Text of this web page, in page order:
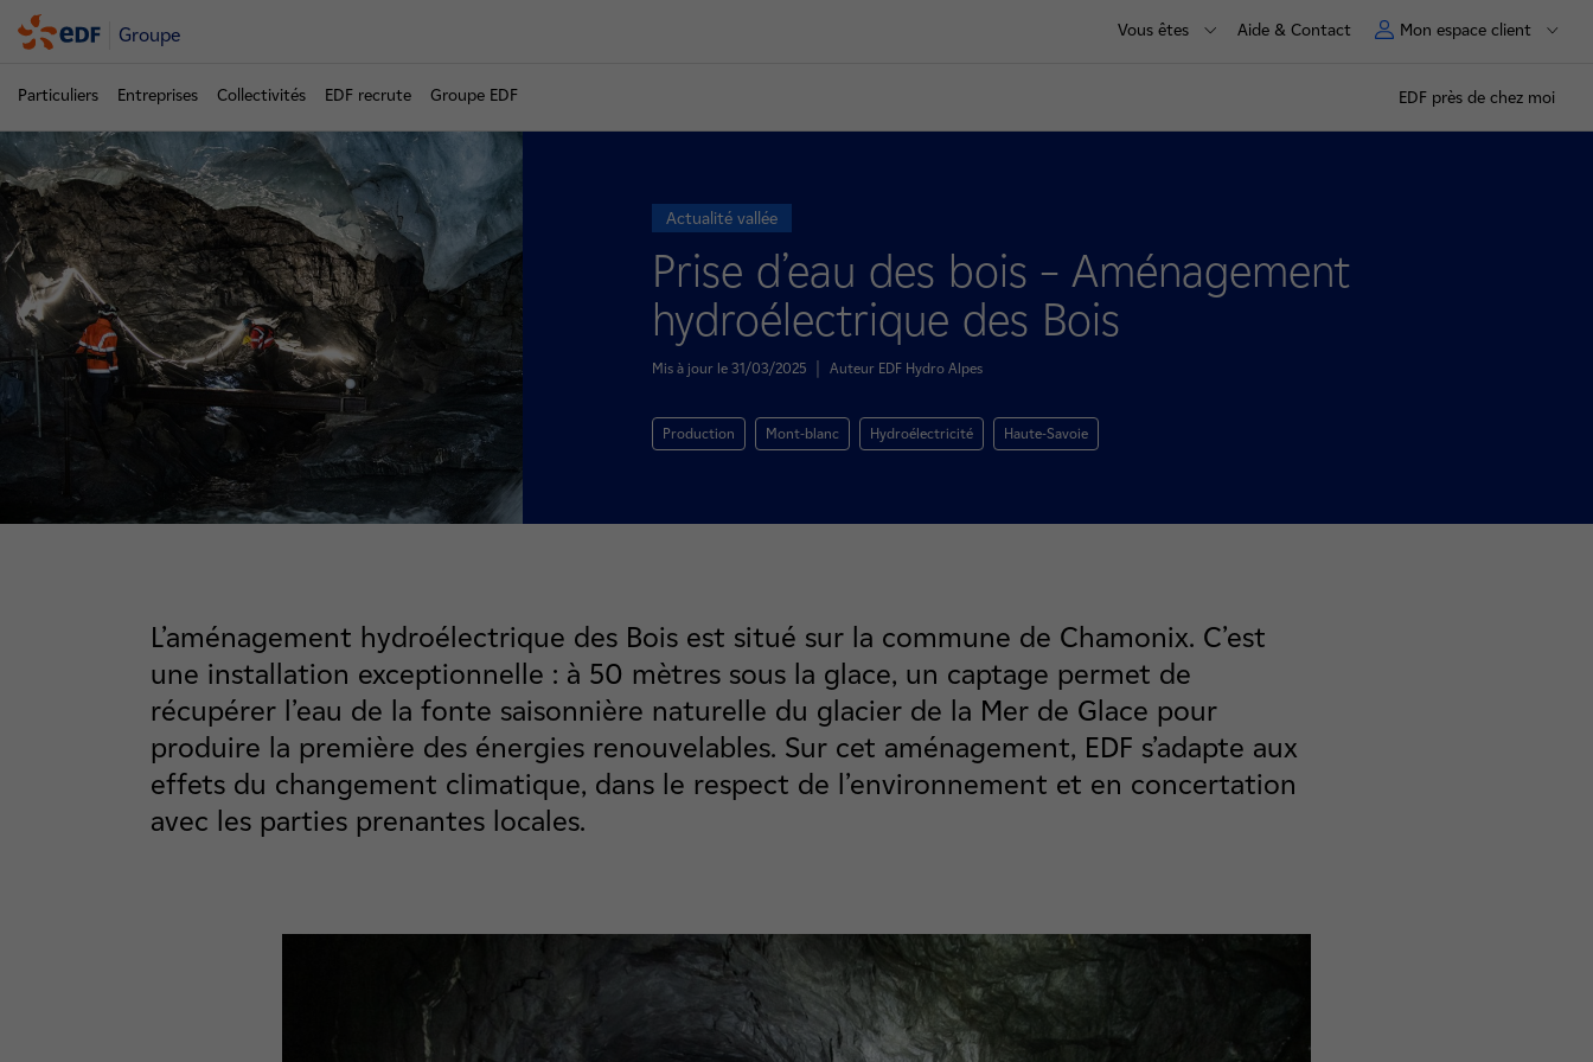
Groupe Vous êtes Aide & Contact Mon espace client
Particuliers Entreprises Collectivités EDF recrute Groupe EDF EDF près de chez moi
Actualité vallée
Prise d’eau des bois – Aménagement
hydroélectrique des Bois
Mis à jour le 31/03/2025 Auteur EDF Hydro Alpes
Production Mont-blanc Hydroélectricité Haute-Savoie
L’aménagement hydroélectrique des Bois est situé sur la commune de Chamonix. C’est
une installation exceptionnelle : à 50 mètres sous la glace, un captage permet de
récupérer l’eau de la fonte saisonnière naturelle du glacier de la Mer de Glace pour
produire la première des énergies renouvelables. Sur cet aménagement, EDF s’adapte aux
effets du changement climatique, dans le respect de l’environnement et en concertation
avec les parties prenantes locales.